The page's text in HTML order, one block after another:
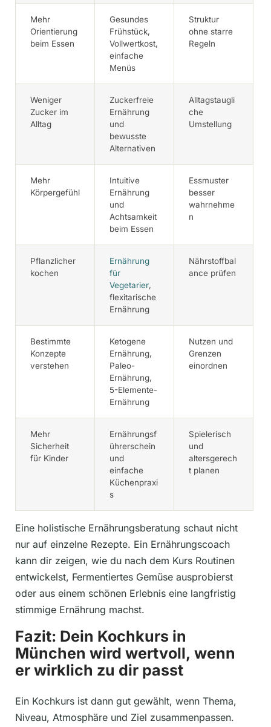
Mehr
Orientierung
beim Essen
Gesundes
Frühstück,
Vollwertkost,
einfache
Menüs
Struktur
ohne starre
Regeln
Weniger
Zucker im
Alltag
Zuckerfreie
Ernährung
und
bewusste
Alternativen
Alltagstaugli
che
Umstellung
Mehr
Körpergefühl
Intuitive
Ernährung
und
Achtsamkeit
beim Essen
Essmuster
besser
wahrnehme
n
Pflanzlicher
kochen
Ernährung
für
Vegetarier,
flexitarische
Ernährung
Nährstoffbal
ance prüfen
Bestimmte
Konzepte
verstehen
Ketogene
Ernährung,
Paleo-
Ernährung,
5-Elemente-
Ernährung
Nutzen und
Grenzen
einordnen
Mehr
Sicherheit
für Kinder
Ernährungsf
ührerschein
und
einfache
Küchenpraxi
s
Spielerisch
und
altersgerech
t planen
Eine holistische Ernährungsberatung schaut nicht
nur auf einzelne Rezepte. Ein Ernährungscoach
kann dir zeigen, wie du nach dem Kurs Routinen
entwickelst, Fermentiertes Gemüse ausprobierst
oder aus einem schönen Erlebnis eine langfristig
stimmige Ernährung machst.
Fazit: Dein Kochkurs in
München wird wertvoll, wenn
er wirklich zu dir passt
Ein Kochkurs ist dann gut gewählt, wenn Thema,
Niveau, Atmosphäre und Ziel zusammenpassen.